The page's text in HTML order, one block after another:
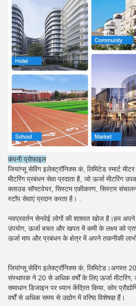
कंपनी प्रोफाइल
जियांग्सू सेविंग इलेक्ट्रॉनिक्स कं, लिमिटेड स्मार्ट
मीटरिंग प्रबंधन सेवा प्रदाता है, जो ऊर्जा मीटरिंग
क्लाउड सॉफ्टवेयर, सिस्टम एकीकरण, सिस्टम
स्टॉप सेवाएं प्रदान करता है। .
नवप्रवर्तन सेनवेई लोगों की शाश्वत खोज है।हम अपने
उपयोग, ऊर्जा बचत और खपत में कमी के लक्ष्य को
ऊर्जा माप और प्रबंधन के क्षेत्र में अपने तकनीकी
जियांग्सू सेविंग इलेक्ट्रॉनिक्स कं, लिमिटेड।अगस्त
संस्थापक ने 20 से अधिक वर्षों के लिए ऊर्जा मीटरिंग,
समाधान डिजाइन पर ध्यान केंद्रित किया, कोर
वर्षों से अधिक समय से उद्योग में वरिष्ठ विशेषज्ञ हैं।